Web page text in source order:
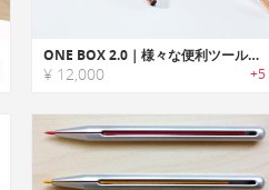
ONE BOX 2.0｜様々な便利ツールに組み替えれる木製筆箱
¥ 12,000 +5